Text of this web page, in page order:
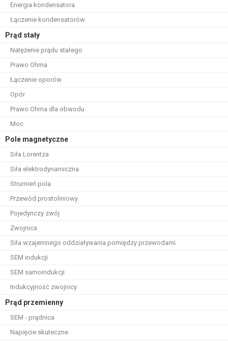
Energia kondensatora
Łączenie kondensatorów
Prąd stały
Natężenie prądu stałego
Prawo Ohma
Łączenie oporów
Opór
Prawo Ohma dla obwodu
Moc
Pole magnetyczne
Siła Lorentza
Siła elektrodynamiczna
Strumień pola
Przewód prostoliniowy
Pojedynczy zwój
Zwojnica
Siła wzajemnego oddziaływania pomiędzy przewodami
SEM indukcji
SEM samoindukcji
Indukcyjność zwojnicy
Prąd przemienny
SEM - prądnica
Napięcie skuteczne